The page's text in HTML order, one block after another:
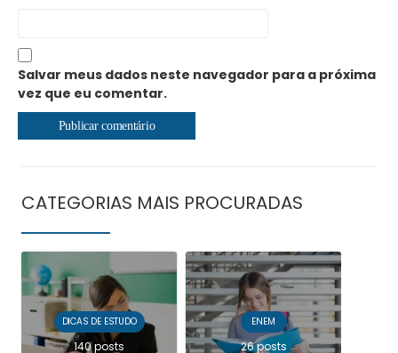
Salvar meus dados neste navegador para a próxima
vez que eu comentar.
CATEGORIAS MAIS PROCURADAS
DICAS DE ESTUDO
140 posts
ENEM
26 posts